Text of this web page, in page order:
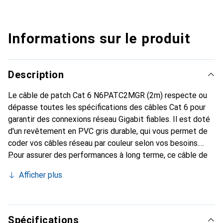
Informations sur le produit
Description
Le câble de patch Cat 6 N6PATC2MGR (2m) respecte ou
dépasse toutes les spécifications des câbles Cat 6 pour
garantir des connexions réseau Gigabit fiables. Il est doté
d'un revêtement en PVC gris durable, qui vous permet de
coder vos câbles réseau par couleur selon vos besoins.
Pour assurer des performances à long terme, ce câble de
accroc, protégeant les clips du connecteur RJ45 contre les
l'installation. Le câble est également équipé d'un
soulagement de traction en PVC moulé, qui empêche les
Afficher plus
Spécifications